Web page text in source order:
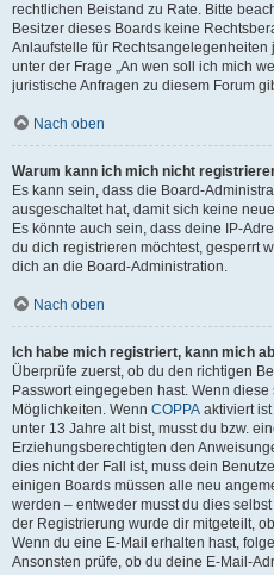
rechtlichen Beistand zu Rate. Bitte
Besitzer dieses Boards keine
Anlaufstelle für Rechtsangelegenheiten
unter der Frage „An wen soll ich mich
juristische Anfragen zu diesem Forum
Nach oben
Warum kann ich mich nicht
Es kann sein, dass die Board-
ausgeschaltet hat, damit sich keine
Es könnte auch sein, dass deine IP-
du dich registrieren möchtest, gesperrt
dich an die Board-Administration.
Nach oben
Ich habe mich registriert, kann mich
Überprüfe zuerst, ob du den richtigen
Passwort eingegeben hast. Wenn
Möglichkeiten. Wenn COPPA aktiviert
unter 13 Jahre alt bist, musst du bzw.
Erziehungsberechtigten den
dies nicht der Fall ist, muss dein
einigen Boards müssen alle neu
werden – entweder musst du dies
der Registrierung wurde dir mitgeteilt,
Wenn du eine E-Mail erhalten hast,
Ansonsten prüfe, ob du deine E-Mail-